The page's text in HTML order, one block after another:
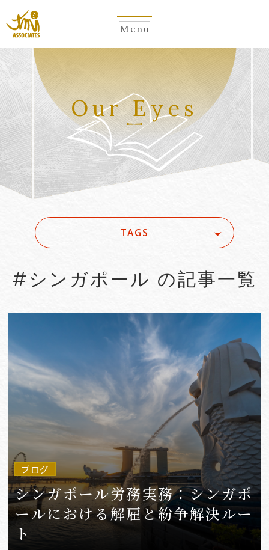
Menu
Our Eyes
TAGS
#Account seizure
#ACRA
#aerospace
#AFCP
#Agreements
#AI Governance
#AI/IoT
VIEW MORE
#シンガポール の記事一覧
ブログ
シンガポール労務実務：シンガポ
ールにおける解雇と紛争解決ルー
ト